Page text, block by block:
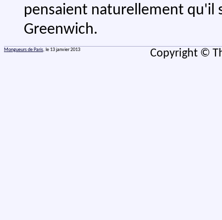
pensaient naturellement qu'il
Greenwich.
Mongueurs de Paris, le 13 janvier 2013 Copyright ©